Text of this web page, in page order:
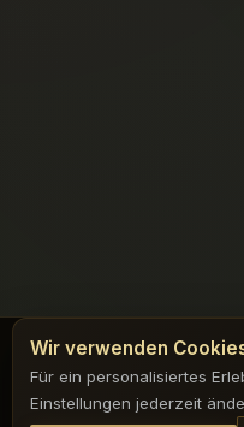
Wir verwenden
Für ein personalisiertes
Einstellungen jederzeit